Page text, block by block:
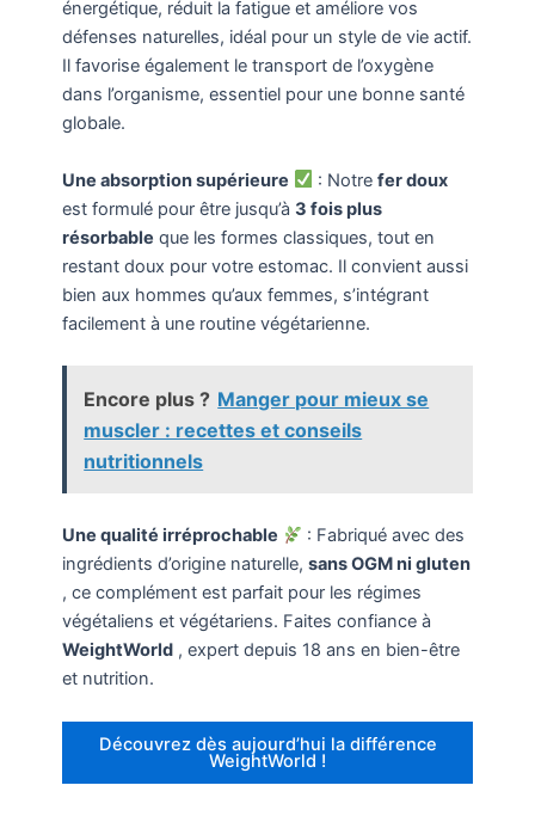
énergétique, réduit la fatigue et améliore vos
défenses naturelles, idéal pour un style de vie actif.
Il favorise également le transport de l’oxygène
dans l’organisme, essentiel pour une bonne santé
globale.
Une absorption supérieure : Notrefer doux
est formulé pour être jusqu’à 3 fois plus
résorbable que les formes classiques, tout en
restant doux pour votre estomac. Il convient aussi
bien aux hommes qu’aux femmes, s’intégrant
facilement à une routine végétarienne.
Encore plus ? Manger pour mieux se
muscler : recettes et conseils
nutritionnels
Une qualité irréprochable
: Fabriqué avec des
ingrédients d’origine naturelle, sans OGM ni gluten
, ce complément est parfait pour les régimes
végétaliens et végétariens. Faites confiance à
WeightWorld, expert depuis 18 ans en bien-être
et nutrition.
Découvrez dès aujourd’hui la différence
WeightWorld !